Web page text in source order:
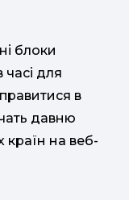
блоки
для
в
давню
країн на веб-